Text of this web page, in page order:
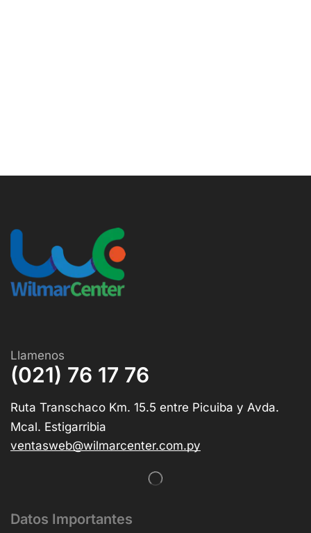
Llamenos
(021) 76 17 76
Ruta Transchaco Km. 15.5 entre Picuiba y Avda.
Mcal. Estigarribia
ventasweb@wilmarcenter.com.py
Datos Importantes